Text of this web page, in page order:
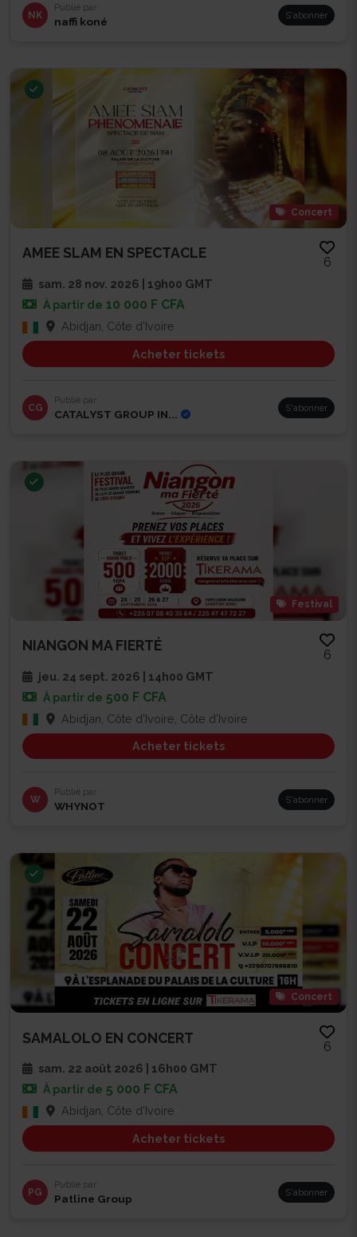
NK
Publié par
naffi koné S'abonner
Concert
AMEE SLAM EN SPECTACLE
6
sam. 28 nov. 2026 | 19h00 GMT
À partir de 10 000 F CFA
Abidjan, Côte d'Ivoire
Acheter tickets
CG
Publié par
CATALYST GROUP IN... S'abonner
Festival
NIANGON MA FIERTÉ
6
jeu. 24 sept. 2026 | 14h00 GMT
À partir de 500 F CFA
Abidjan, Côte d'Ivoire, Côte d'Ivoire
Acheter tickets
W
Publié par
WHYNOT S'abonner
Concert
SAMALOLO EN CONCERT
6
sam. 22 août 2026 | 16h00 GMT
À partir de 5 000 F CFA
Abidjan, Côte d'Ivoire
Acheter tickets
PG
Publié par
Patline Group S'abonner